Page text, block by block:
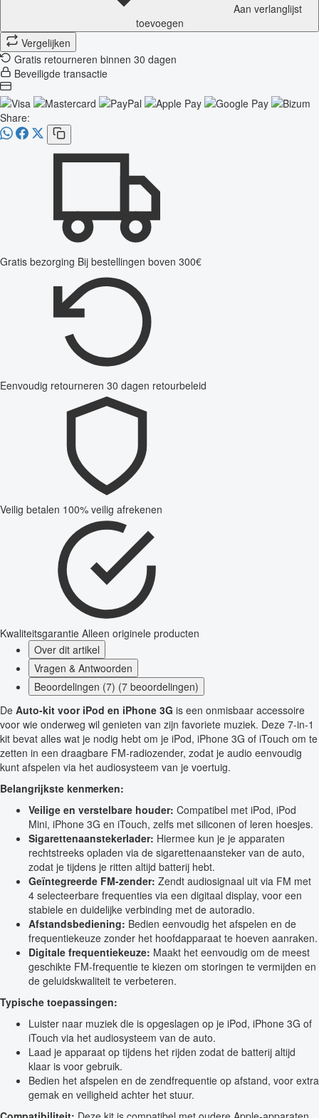
Aan verlanglijst
toevoegen
Vergelijken
Gratis retourneren binnen 30 dagen
Beveiligde transactie
Share:
Gratis bezorging Bij bestellingen boven 300€
Eenvoudig retourneren 30 dagen retourbeleid
Veilig betalen 100% veilig afrekenen
Kwaliteitsgarantie Alleen originele producten
Over dit artikel
Vragen & Antwoorden
Beoordelingen (7) (7 beoordelingen)
De Auto-kit voor iPod en iPhone 3G is een onmisbaar accessoire
voor wie onderweg wil genieten van zijn favoriete muziek. Deze 7-in-1
kit bevat alles wat je nodig hebt om je iPod, iPhone 3G of iTouch om te
zetten in een draagbare FM-radiozender, zodat je audio eenvoudig
kunt afspelen via het audiosysteem van je voertuig.
Belangrijkste kenmerken:
Veilige en verstelbare houder: Compatibel met iPod, iPod
Mini, iPhone 3G en iTouch, zelfs met siliconen of leren hoesjes.
Sigarettenaanstekerlader: Hiermee kun je je apparaten
rechtstreeks opladen via de sigarettenaansteker van de auto,
zodat je tijdens je ritten altijd batterij hebt.
Geïntegreerde FM-zender: Zendt audiosignaal uit via FM met
4 selecteerbare frequenties via een digitaal display, voor een
stabiele en duidelijke verbinding met de autoradio.
Afstandsbediening: Bedien eenvoudig het afspelen en de
frequentiekeuze zonder het hoofdapparaat te hoeven aanraken.
Digitale frequentiekeuze: Maakt het eenvoudig om de meest
geschikte FM-frequentie te kiezen om storingen te vermijden en
de geluidskwaliteit te verbeteren.
Typische toepassingen:
Luister naar muziek die is opgeslagen op je iPod, iPhone 3G of
iTouch via het audiosysteem van de auto.
Laad je apparaat op tijdens het rijden zodat de batterij altijd
klaar is voor gebruik.
Bedien het afspelen en de zendfrequentie op afstand, voor extra
gemak en veiligheid achter het stuur.